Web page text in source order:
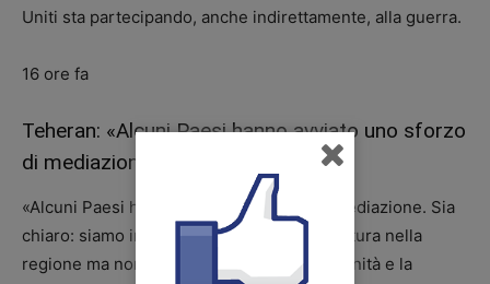
Uniti sta partecipando, anche indirettamente, alla guerra.
16 ore fa
Teheran: «Alcuni Paesi hanno avviato uno sforzo
di mediazione»
«Alcuni Paesi hanno avviato iniziative di mediazione. Sia
chiaro: siamo impegnati per una pace duratura nella
regione ma non esitiamo a difendere la dignità e la